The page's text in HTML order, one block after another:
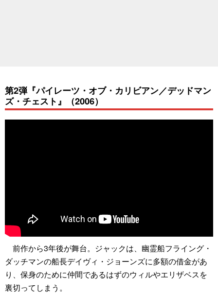
第2弾『パイレーツ・オブ・カリビアン／デッドマン
ズ・チェスト』（2006）
前作から3年後が舞台。ジャックは、幽霊船フライング・
ダッチマンの船長デイヴィ・ジョーンズに多額の借金があ
り、保身のために仲間であるはずのウィルやエリザベスを
裏切ってしまう。